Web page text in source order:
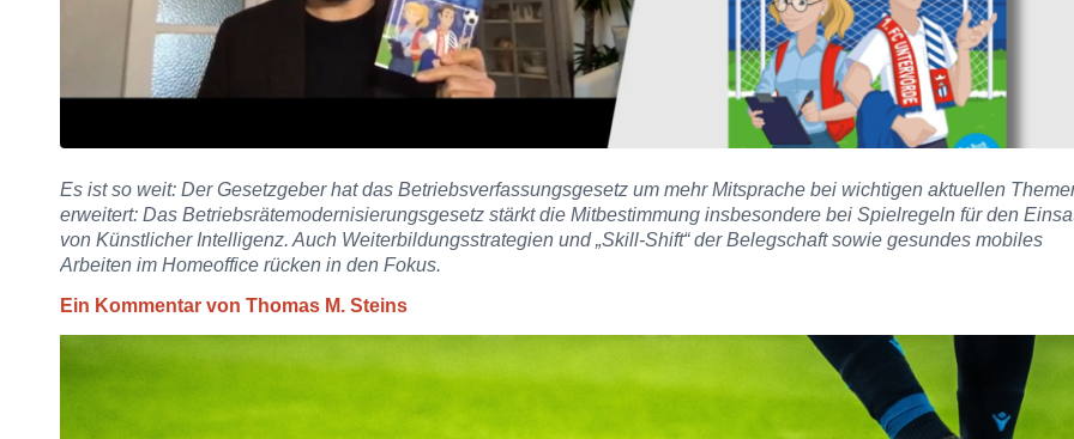
Es ist so weit: Der Gesetzgeber hat das Betriebsverfassungsgesetz um mehr Mitsprache bei wichtigen aktuellen
erweitert: Das Betriebsrätemodernisierungsgesetz stärkt die Mitbestimmung insbesondere bei Spielregeln für den
von Künstlicher Intelligenz. Auch Weiterbildungsstrategien und „Skill-Shift“ der Belegschaft sowie gesundes mobiles
Arbeiten im Homeoffice rücken in den Fokus.
Ein Kommentar von Thomas M. Steins